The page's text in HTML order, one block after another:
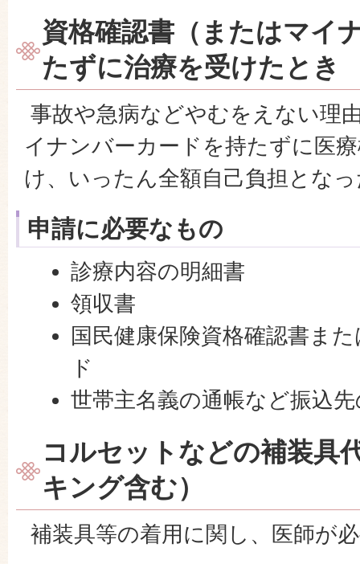
資格確認書（またはマイ
たずに治療を受けたとき
事故や急病などやむをえない理
イナンバーカードを持たずに医
け、いったん全額自己負担とな
申請に必要なもの
診療内容の明細書
領収書
国民健康保険資格確認書ま
ド
世帯主名義の通帳など振込
コルセットなどの補装具
キング含む）
補装具等の着用に関し、医師が